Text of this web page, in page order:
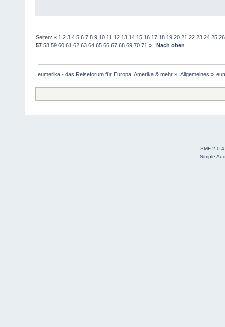
Seiten:« 1 2 3 4 5 6 7 8 9 10 11 12 13 14 15 16 17 18 19 20 21 22 23 24 25 26
57 58 59 60 61 62 63 64 65 66 67 68 69 70 71 » Nach oben
eumerika - das Reiseforum für Europa, Amerika & mehr » Allgemeines »
SMF 2.0.4
Simple